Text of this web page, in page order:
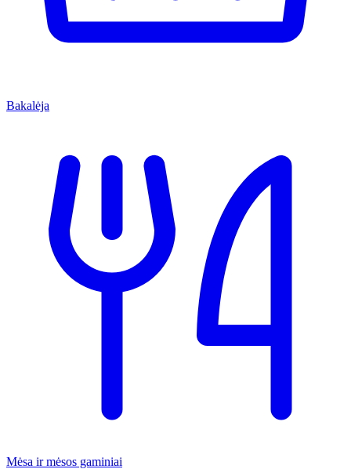
Bakalėja
Mėsa ir mėsos gaminiai